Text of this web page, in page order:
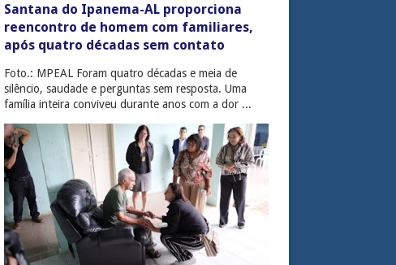
Santana do Ipanema-AL proporciona
reencontro de homem com familiares,
após quatro décadas sem contato
Foto.: MPEAL Foram quatro décadas e meia de
silêncio, saudade e perguntas sem resposta. Uma
família inteira conviveu durante anos com a dor ...